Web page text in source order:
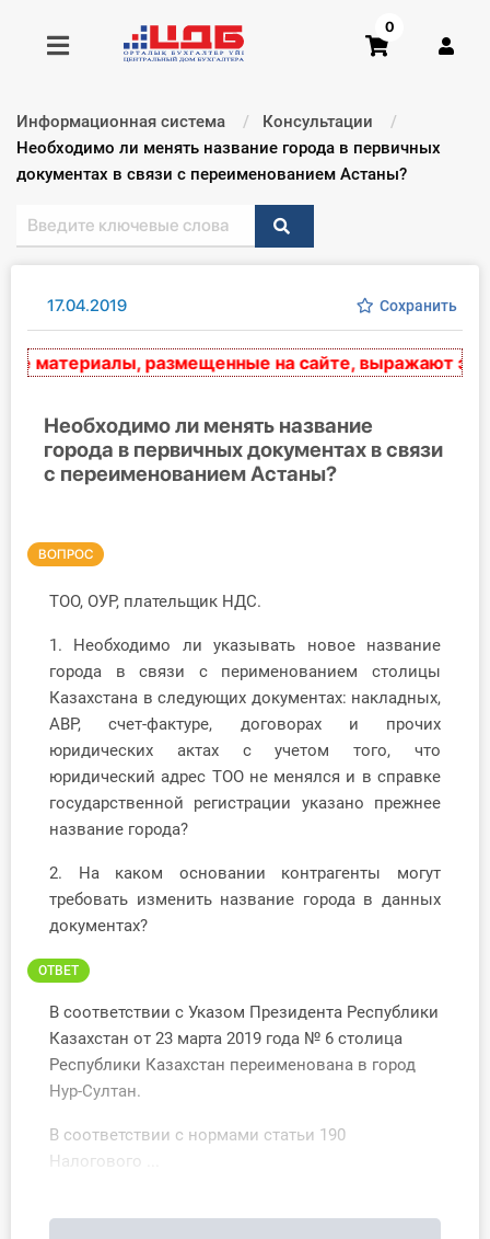
Получить консультацию
Главная ИС
Консультации
Правовая база
Библиотека бухгалтера
Справочник бухгалтера
Участник ВЭД
Практика ИП
Кадры. Труд. Зарплата.
Учет по отраслям
Юридический помощник
Обучение
Тарифы
Тестирование для
0
Информационная система
Консультации
Текущий:
Необходимо ли менять название города в первичных
документах в связи с переименованием Астаны?
17.04.2019 Сохранить
материалы, размещенные на сайте, выражают
Необходимо ли менять название
города в первичных документах в связи
с переименованием Астаны?
ВОПРОС
ТОО, ОУР, плательщик НДС.
1. Необходимо ли указывать новое название
города в связи с перименованием столицы
Казахстана в следующих документах: накладных,
АВР, счет-фактуре, договорах и прочих
юридических актах с учетом того, что
юридический адрес ТОО не менялся и в справке
государственной регистрации указано прежнее
название города?
2. На каком основании контрагенты могут
требовать изменить название города в данных
документах?
ОТВЕТ
В соответствии с Указом Президента Республики
Казахстан от 23 марта 2019 года № 6 столица
Республики Казахстан переименована в город
Нур-Султан.
В соответствии с нормами статьи 190
Налогового ...